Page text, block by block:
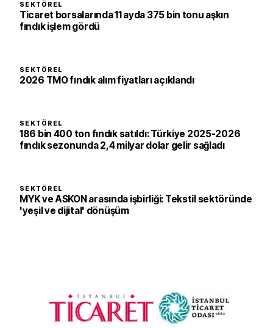
SEKTÖREL
Ticaret borsalarında 11 ayda 375 bin tonu aşkın
fındık işlem gördü
SEKTÖREL
2026 TMO fındık alım fiyatları açıklandı
SEKTÖREL
186 bin 400 ton fındık satıldı: Türkiye 2025-2026
fındık sezonunda 2,4 milyar dolar gelir sağladı
SEKTÖREL
MYK ve ASKON arasında işbirliği: Tekstil sektöründe
'yeşil ve dijital' dönüşüm